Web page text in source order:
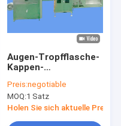
Augen-Tropfflasche-
Kappen-
setzt sich Detektor
für das
Kunststoffgehäuse
Preis:negotiable
MOQ:1 Satz
Holen Sie sich aktuelle Preis